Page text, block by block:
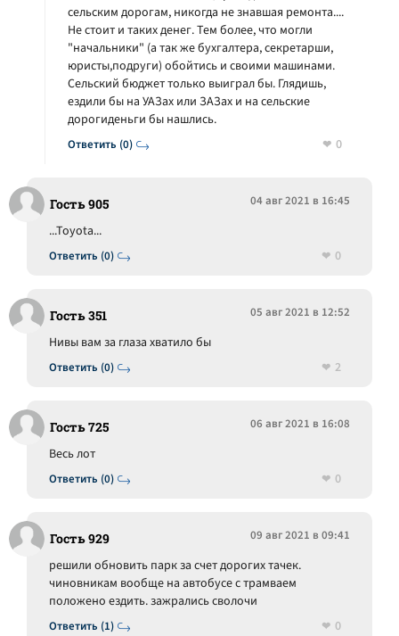
Ответить (0)
сельским дорогам, никогда не знавшая ремонта....
Не стоит и таких денег. Тем более, что могли
"начальники" (а так же бухгалтера, секретарши,
юристы,подруги) обойтись и своими машинами.
Сельский бюджет только выиграл бы. Глядишь,
ездили бы на УАЗах или ЗАЗах и на сельские
дорогиденьги бы нашлись.
0
Гость 905 04 авг 2021 в 16:45
Ответить (0)
...Toyota...
0
Гость 351 05 авг 2021 в 12:52
Ответить (0)
Нивы вам за глаза хватило бы
2
Гость 725 06 авг 2021 в 16:08
Ответить (0)
Весь лот
0
Гость 929 09 авг 2021 в 09:41
Ответить (1)
решили обновить парк за счет дорогих тачек.
чиновникам вообще на автобусе с трамваем
положено ездить. зажрались сволочи
0